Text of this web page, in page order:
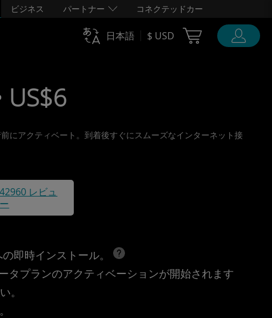
ビジネス パートナー コネクテッドカー
日本語 $ USD Cart Ubigi
US$6
にアクティベート。到着後すぐにスムーズなインターネット接
42960 レビュ
ー
即時インストール。
タプランのアクティベーションが開始されます
。